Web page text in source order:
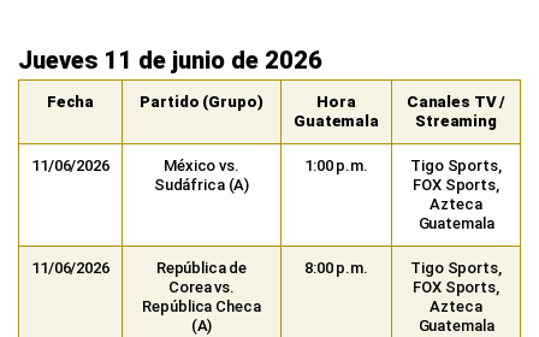
Jueves 11 de junio de 2026
Fecha Partido (Grupo)
Hora
Guatemala
Canales TV /
Streaming
11/06/2026
México vs.
Sudáfrica (A)
1:00 p.m.
Tigo Sports,
FOX Sports,
Azteca
Guatemala
11/06/2026
República de
Corea vs.
República Checa
(A)
8:00 p.m.
Tigo Sports,
FOX Sports,
Azteca
Guatemala